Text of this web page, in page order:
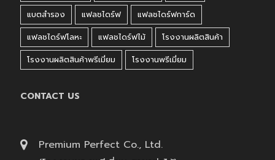
แบตสำรอง
แฟลชไดร์ฟ
แฟลชไดร์ฟการ์ด
แฟลชไดร์ฟโลหะ
แฟลชไดร์ฟไม้
โรงงานผลิตสินค้า
โรงงานผลิตสินค้าพรีเมี่ยม
โรงงานพรีเมี่ยม
CONTACT US
Premium Perfect Co., Ltd.